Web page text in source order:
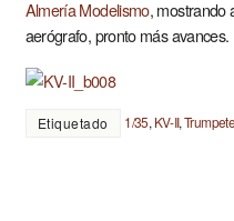
Almería Modelismo, mostrando
aerógrafo, pronto más avances.
Etiquetado 1/35, KV-II,